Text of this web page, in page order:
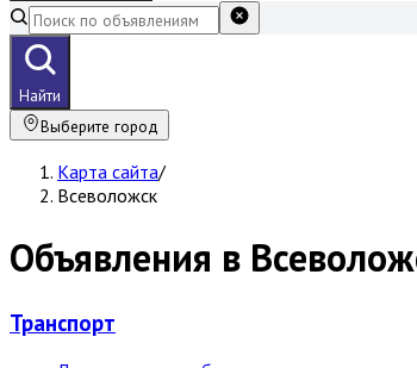
Найти
Выберите город
Карта сайта/
Всеволожск
Объявления в
Транспорт